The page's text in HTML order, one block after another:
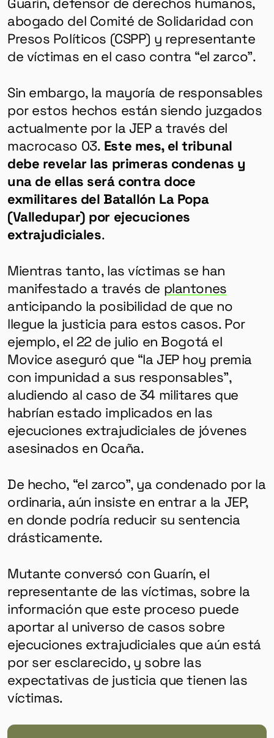
abogado del Comité de Solidaridad con
Presos Políticos (CSPP) y representante
de víctimas en el caso contra “el zarco”.
Sin embargo, la mayoría de responsables
por estos hechos están siendo juzgados
actualmente por la JEP a través del
macrocaso 03. Este mes, el tribunal
debe revelar las primeras condenas y
una de ellas será contra doce
exmilitares del Batallón La Popa
(Valledupar) por ejecuciones
extrajudiciales.
Mientras tanto, las víctimas se han
manifestado a través de plantones
anticipando la posibilidad de que no
llegue la justicia para estos casos. Por
ejemplo, el 22 de julio en Bogotá el
Movice aseguró que “la JEP hoy premia
con impunidad a sus responsables”,
aludiendo al caso de 34 militares que
habrían estado implicados en las
ejecuciones extrajudiciales de jóvenes
asesinados en Ocaña.
De hecho, “el zarco”, ya condenado por la
ordinaria, aún insiste en entrar a la JEP,
en donde podría reducir su sentencia
drásticamente.
Mutante conversó con Guarín, el
representante de las víctimas, sobre la
información que este proceso puede
aportar al universo de casos sobre
ejecuciones extrajudiciales que aún está
por ser esclarecido, y sobre las
expectativas de justicia que tienen las
víctimas.